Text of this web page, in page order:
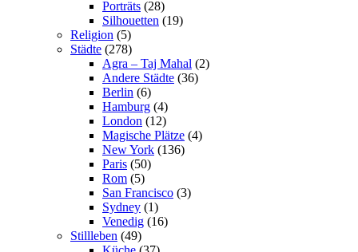
Porträts (28)
Silhouetten (19)
Religion (5)
Städte (278)
Agra – Taj Mahal (2)
Andere Städte (36)
Berlin (6)
Hamburg (4)
London (12)
Magische Plätze (4)
New York (136)
Paris (50)
Rom (5)
San Francisco (3)
Sydney (1)
Venedig (16)
Stillleben (49)